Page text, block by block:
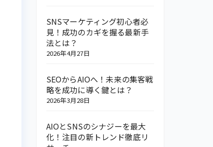
SNSマーケティング初心者必
見！成功のカギを握る最新手
法とは？
2026年4月27日
SEOからAIOへ！未来の集客戦
略を成功に導く鍵とは？
2026年3月28日
AIOとSNSのシナジーを最大
化！注目の新トレンド徹底リ